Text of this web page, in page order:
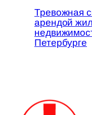
Тревожная
арендой
Петербурге